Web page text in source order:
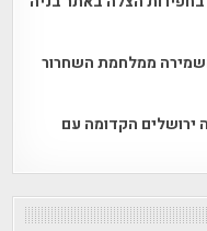
ממלחמת השחרור
ירושלים הקדומה עם